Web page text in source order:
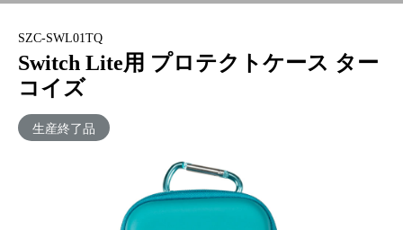
SZC-SWL01TQ
Switch Lite用 プロテクトケース ター
コイズ
生産終了品